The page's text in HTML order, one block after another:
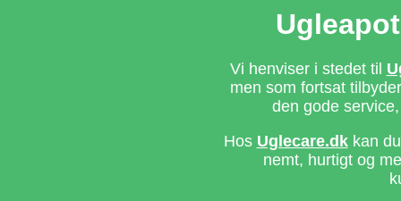
Vi henviser i stedet til
men som fortsat
den gode
Hos Uglecare.dkkan du
nemt, hurtigt og